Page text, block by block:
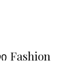
Fashion